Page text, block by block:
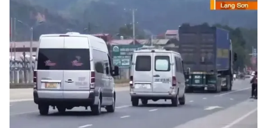
THỜI BÁO VTV
Theo dõi báo trên
Cơ quan chủ quản:Đài Truyền hình Việt Nam
Cơ quan báo chí:Thời báo VTV
Giấy phép hoạt động báo in và báo điện tử số 483/GP-BTTTT